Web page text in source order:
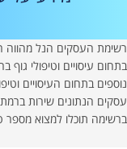
רשימת העסקים הנל מהווה
בתחום עיסויים וטיפולי
נוספים בתחום העיסויים
עסקים הנתונים שירות
ברשימה תוכלו למצוא מספר